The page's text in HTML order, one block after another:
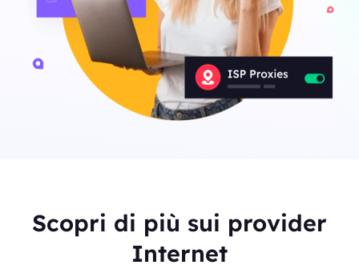
Scopri di più sui provider
Internet